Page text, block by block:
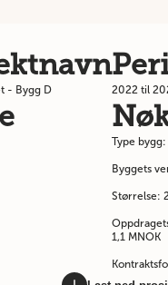
- Bygg D 2022 til
Type
Byggets
Størrelse:
1,1 MNOK